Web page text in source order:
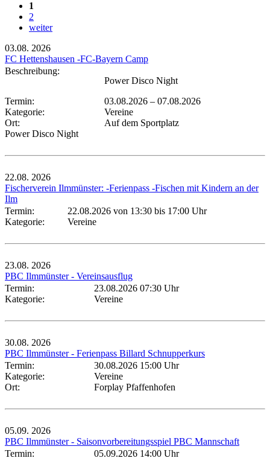
1
2
weiter
03.08. 2026
FC Hettenshausen -FC-Bayern Camp
Beschreibung:
Power Disco Night
Termin:
03.08.2026 – 07.08.2026
Kategorie:
Vereine
Ort:
Auf dem Sportplatz
Power Disco Night
22.08. 2026
Fischerverein Ilmmünster: -Ferienpass -Fischen mit Kindern an der
Ilm
Termin:
22.08.2026 von 13:30 bis 17:00 Uhr
Kategorie:
Vereine
23.08. 2026
PBC Ilmmünster - Vereinsausflug
Termin:
23.08.2026 07:30 Uhr
Kategorie:
Vereine
30.08. 2026
PBC Ilmmünster - Ferienpass Billard Schnupperkurs
Termin:
30.08.2026 15:00 Uhr
Kategorie:
Vereine
Ort:
Forplay Pfaffenhofen
05.09. 2026
PBC Ilmmünster - Saisonvorbereitungsspiel PBC Mannschaft
Termin:
05.09.2026 14:00 Uhr